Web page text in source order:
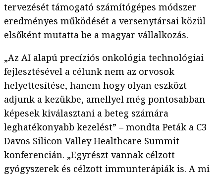
tervezését támogató számítógépes módszer
eredményes működését a versenytársai közül
elsőként mutatta be a magyar vállalkozás.
„Az AI alapú precíziós onkológia technológiai
fejlesztésével a célunk nem az orvosok
helyettesítése, hanem hogy olyan eszközt
adjunk a kezükbe, amellyel még pontosabban
képesek kiválasztani a beteg számára
leghatékonyabb kezelést” – mondta Peták a C3
Davos Silicon Valley Healthcare Summit
konferencián. „Egyrészt vannak célzott
gyógyszerek és célzott immunterápiák is. A mi